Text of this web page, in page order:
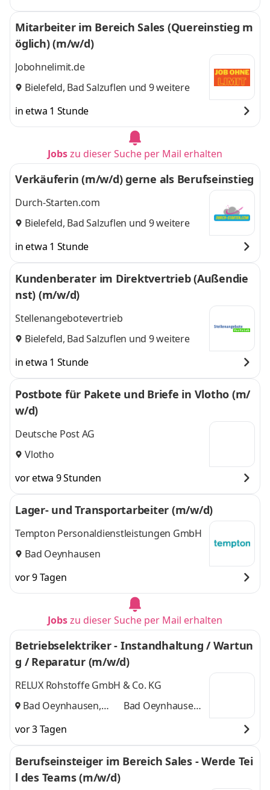
Mitarbeiter im Bereich Sales (Quereinstieg m
öglich) (m/w/d)
Jobohnelimit.de
Bielefeld, Bad Salzuflen und 9 weitere
in etwa 1 Stunde
Jobszu dieser Suche per Mail erhalten
Verkäuferin (m/w/d) gerne als Berufseinstieg
Durch-Starten.com
Bielefeld, Bad Salzuflen und 9 weitere
in etwa 1 Stunde
Kundenberater im Direktvertrieb (Außendie
nst) (m/w/d)
Stellenangebotevertrieb
Bielefeld, Bad Salzuflen und 9 weitere
in etwa 1 Stunde
Postbote für Pakete und Briefe in Vlotho (m/
w/d)
Deutsche Post AG
Vlotho
vor etwa 9 Stunden
Lager- und Transportarbeiter (m/w/d)
Tempton Personaldienstleistungen GmbH
Bad Oeynhausen
vor 9 Tagen
Jobszu dieser Suche per Mail erhalten
Betriebselektriker - Instandhaltung / Wartun
g / Reparatur (m/w/d)
RELUX Rohstoffe GmbH & Co. KG
Bad Oeynhausen,
Bad Oeynhausen,
vor 3 Tagen
Berufseinsteiger im Bereich Sales - Werde Tei
l des Teams (m/w/d)